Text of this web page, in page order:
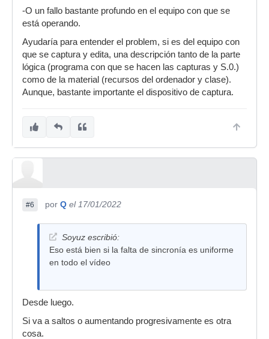
-O un fallo bastante profundo en el equipo con que se
está operando.
Ayudaría para entender el problem, si es del equipo con
que se captura y edita, una descripción tanto de la parte
lógica (programa con que se hacen las capturas y S.0.)
como de la material (recursos del ordenador y clase).
Aunque, bastante importante el dispositivo de captura.
#6 por Q el 17/01/2022
Soyuz escribió:
Eso está bien si la falta de sincronía es uniforme
en todo el vídeo
Desde luego.
Si va a saltos o aumentando progresivamente es otra
cosa.